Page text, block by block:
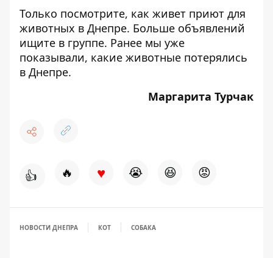
Только посмотрите, как живет приют для
животных в Днепре. Больше объявлений
ищите в группе. Ранее мы уже
показывали, какие животные потерялись
в Днепре.
Маргарита Турчак
👍 🔥 ♥ 😭 😆 😡
НОВОСТИ ДНЕПРА КОТ СОБАКА